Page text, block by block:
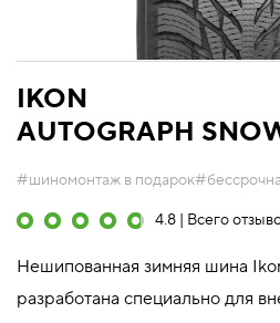
IKON
AUTOGRAPH
#шиномонтаж в подарок
4.8 | Всего
Нешипованная зимняя шина
разработана специально для